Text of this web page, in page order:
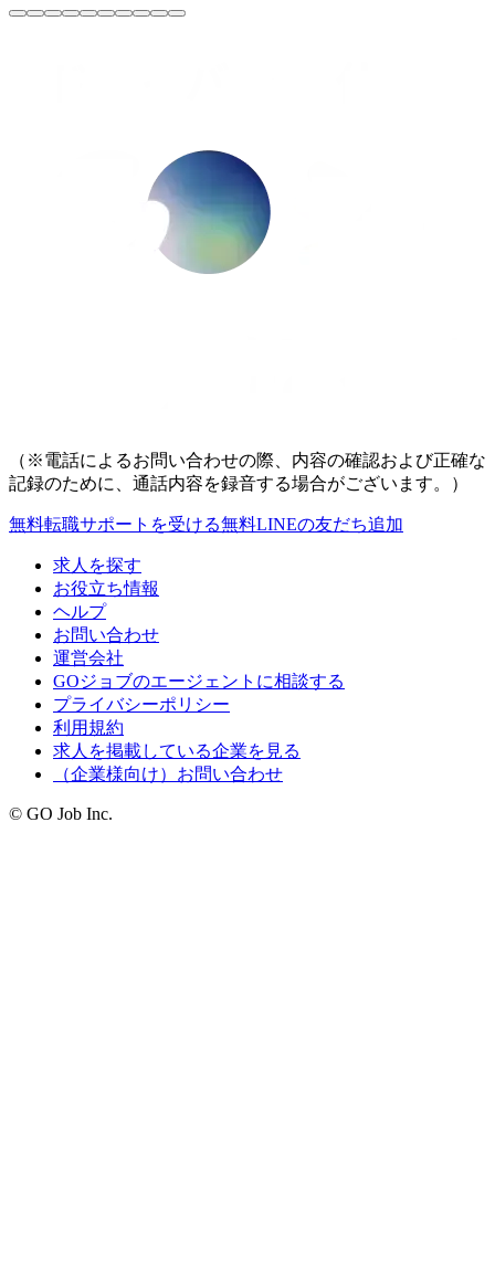
（※電話によるお問い合わせの際、内容の確認および正確な
記録のために、通話内容を録音する場合がございます。）
無料転職サポートを受ける無料LINEの友だち追加
求人を探す
お役立ち情報
ヘルプ
お問い合わせ
運営会社
GOジョブのエージェントに相談する
プライバシーポリシー
利用規約
求人を掲載している企業を見る
（企業様向け）お問い合わせ
© GO Job Inc.